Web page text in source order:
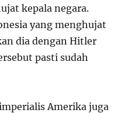
kepala negara.
yang menghujat
dia dengan Hitler
pasti sudah
Amerika juga